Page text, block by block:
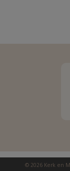
© 2026 Kerk en